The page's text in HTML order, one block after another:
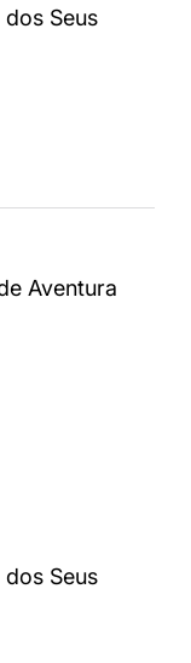
Seus
Aventura
Seus